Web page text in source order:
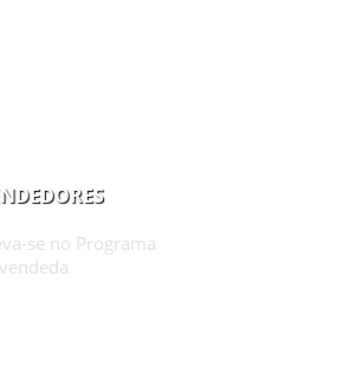
se no Programa